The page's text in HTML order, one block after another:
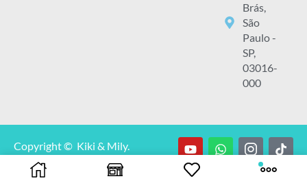
Brás,
São
Paulo -
SP,
03016-
000
Copyright © Kiki & Mily.
CNPJ: 13.929.348/0001-00.